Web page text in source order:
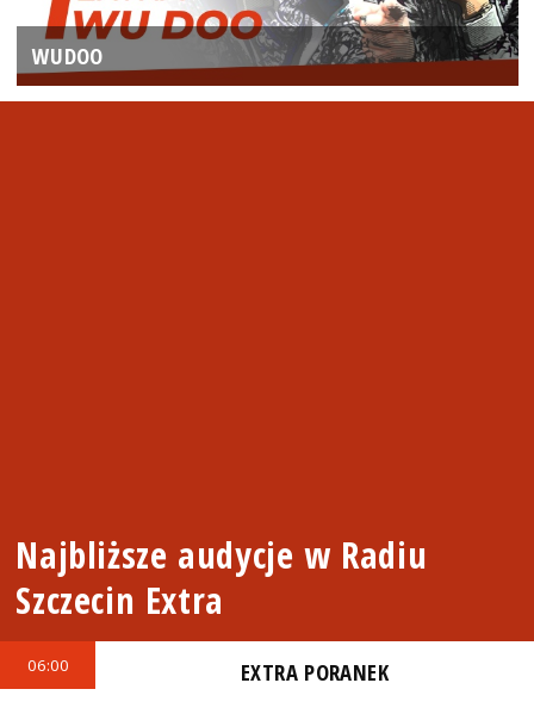
WUDOO
Najbliższe audycje w Radiu
Szczecin Extra
06:00 EXTRA PORANEK